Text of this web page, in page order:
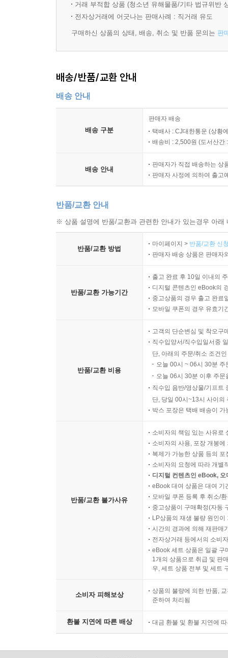
실전 문제 04
거래 부적합 상품 (청소년 유해물품/기타 법규위반
전자상거래에 어긋나는 판매사례 : 직거래 유도
구매하신 상품의 상태, 배송, 취소 및 반품 문의는 판
배송/반품/교환 안내
배송 안내
배송 구분
판매자 배송
택배사 : CJ대한통운 (상황
배송비 : 2,500원 (도서산간
배송 안내
판매자가 직접 배송하는 상
판매자 사정에 의하여 출고
반품/교환 안내
※ 상품 설명에 반품/교환과 관련한 안내가 있는경우 아
반품/교환 방법
마이페이지 > 반품/교환 신
판매자 배송 상품은 판매자
반품/교환 가능기간
출고 완료 후 10일 이내의
디지털 콘텐츠인 eBook의
중고상품의 경우 출고 완료
모바일 쿠폰의 경우 유효기
반품/교환 비용
고객의 단순변심 및 착오구
직수입양서/직수입일서중
단, 아래의 주문/취소 조건
오늘 00시 ~ 06시 30분
오늘 06시 30분 이후 주
직수입 음반/영상물/기프트
단, 당일 00시~13시 사이의
박스 포장은 택배 배송이
반품/교환 불가사유
소비자의 책임 있는 사유로
소비자의 사용, 포장 개봉
복제가 가능한 상품 등의
소비자의 요청에 따라 개별
디지털 컨텐츠인 eBook,
eBook 대여 상품은 대여 기
모바일 쿠폰 등록 후 취소/
중고상품이 구매확정(자동
LP상품의 재생 불량 원인
시간의 경과에 의해 재판매
전자상거래 등에서의 소비
eBook 세트 상품은 일괄 구
1개의 상품으로 취급 및 판
우, 세트 상품 전부 및 세트
소비자 피해보상
상품의 불량에 의한 반품,
준하여 처리됨
환불 지연에 따른 배상 대금 환불 및 환불 지연에